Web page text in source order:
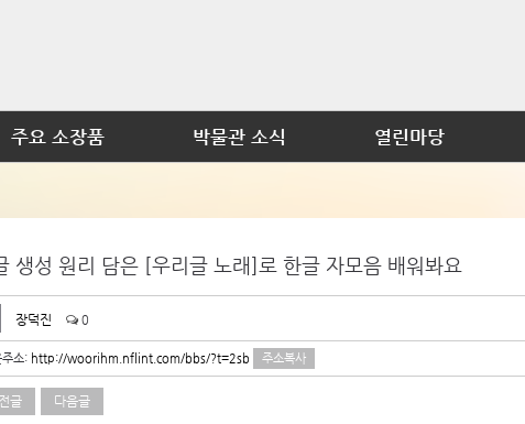
주요 소장품 박물관 소식 열린마당
생성 원리 담은 [우리글 노래]로 한글 자모음 배워봐요
장덕진 0
소: http://woorihm.nflint.com/bbs/?t=2sb 주소복사
글 다음글